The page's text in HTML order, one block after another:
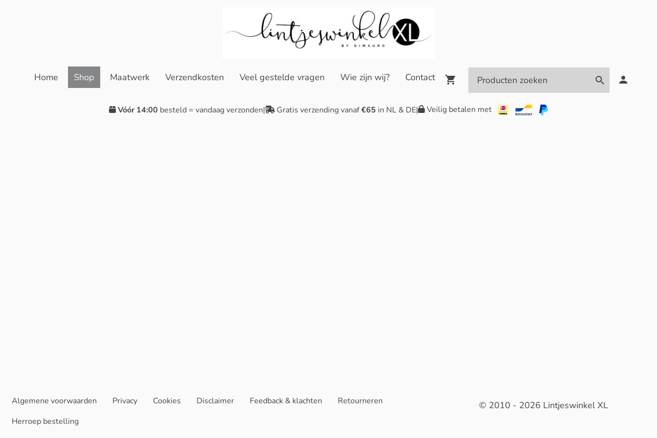
Home Shop Maatwerk Verzendkosten Veel gestelde vragen Wie zijn wij? Contact
Vóór 14:00 besteld = vandaag verzonden| Gratis verzending vanaf€65 in NL & DE| Veilig betalen met
Algemene voorwaarden Privacy Cookies Disclaimer Feedback & klachten
Retourneren
Herroep bestelling
© 2010 - 2026 Lintjeswinkel XL